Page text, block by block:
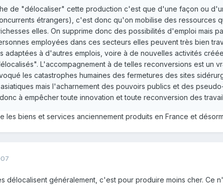
de "délocaliser" cette production c'est que d'une façon ou
étrangers), c'est donc qu'on mobilise des ressources
elles. On supprime donc des possibilités d'emploi mais
employées dans ces secteurs elles peuvent très bien
adaptées à d'autres emplois, voire à de nouvelles activités
L'accompagnement à de telles reconversions est un
les catastrophes humaines des fermetures des sites
mais l'acharnement des pouvoirs publics et des
à empêcher toute innovation et toute reconversion des
les biens et services anciennement produits en France et
délocalisent généralement, c'est pour produire moins cher. Ce